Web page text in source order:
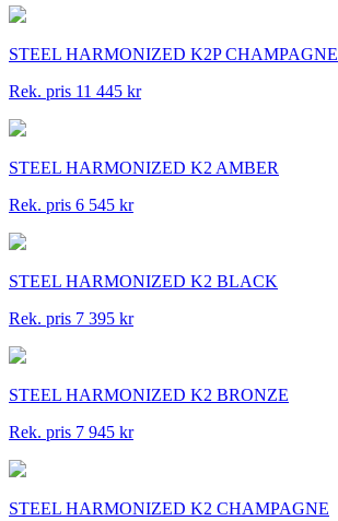
STEEL HARMONIZED K2P CHAMPAGNE
Rek. pris 11 445 kr
STEEL HARMONIZED K2 AMBER
Rek. pris 6 545 kr
STEEL HARMONIZED K2 BLACK
Rek. pris 7 395 kr
STEEL HARMONIZED K2 BRONZE
Rek. pris 7 945 kr
STEEL HARMONIZED K2 CHAMPAGNE